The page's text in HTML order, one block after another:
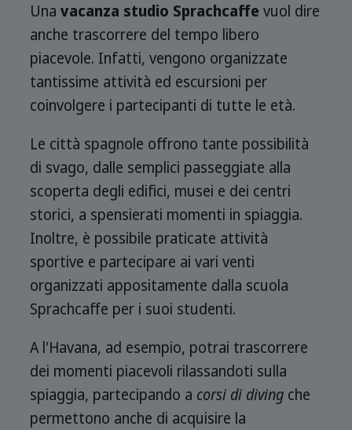
Una vacanza studio Sprachcaffe vuol dire
anche trascorrere del tempo libero
piacevole. Infatti, vengono organizzate
tantissime attività ed escursioni per
coinvolgere i partecipanti di tutte le età.
Le città spagnole offrono tante possibilità
di svago, dalle semplici passeggiate alla
scoperta degli edifici, musei e dei centri
storici, a spensierati momenti in spiaggia.
Inoltre, è possibile praticate attività
sportive e partecipare ai vari venti
organizzati appositamente dalla scuola
Sprachcaffe per i suoi studenti.
A l'Havana, ad esempio, potrai trascorrere
dei momenti piacevoli rilassandoti sulla
spiaggia, partecipando a corsi di diving che
permettono anche di acquisire la